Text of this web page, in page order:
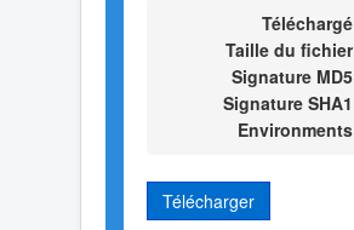
Téléchargé
Taille du fichier
Signature MD5
Signature SHA1
Environments
Télécharger